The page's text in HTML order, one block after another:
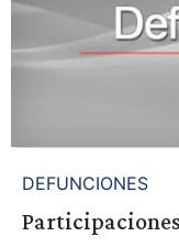
DEFUNCIONES